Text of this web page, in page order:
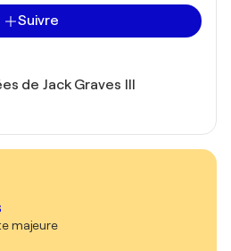
Suivre
de Jack Graves III
majeure